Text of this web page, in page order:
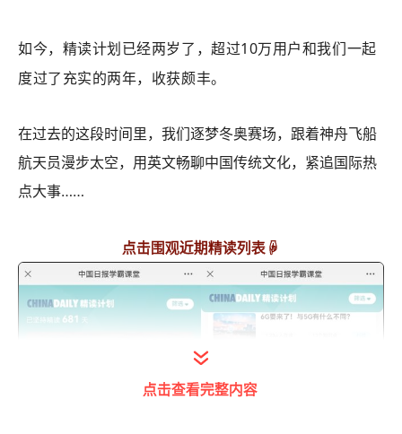
如今，精读计划已经两岁了，超过10万用户和我们一起
度过了充实的两年，收获颇丰。
在过去的这段时间里，我们逐梦冬奥赛场，跟着神舟飞船
航天员漫步太空，用英文畅聊中国传统文化，紧追国际热
点大事……
点击围观近期精读列表☟
点击查看完整内容